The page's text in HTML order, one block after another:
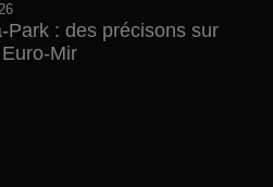
Park : des précisons sur
Euro-Mir